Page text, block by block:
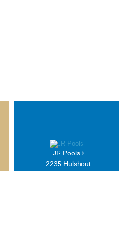
JR Pools
2235 Hulshout